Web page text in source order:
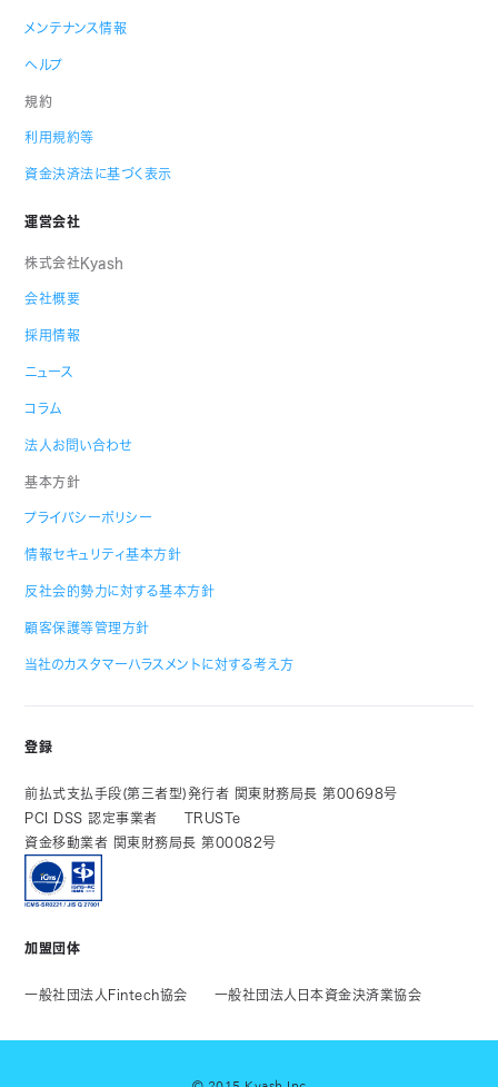
メンテナンス情報
ヘルプ
規約
利用規約等
資金決済法に基づく表示
運営会社
株式会社Kyash
会社概要
採用情報
ニュース
コラム
法人お問い合わせ
基本方針
プライバシーポリシー
情報セキュリティ基本方針
反社会的勢力に対する基本方針
顧客保護等管理方針
当社のカスタマーハラスメントに対する考え方
登録
前払式支払手段(第三者型)発行者 関東財務局長 第00698号
PCI DSS 認定事業者
TRUSTe
資金移動業者 関東財務局長 第00082号
加盟団体
一般社団法人Fintech協会 一般社団法人日本資金決済業協会